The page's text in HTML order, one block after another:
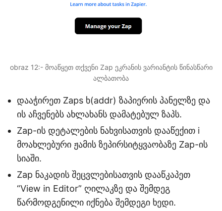
obraz 12:- მოაწყეთ თქვენი Zap ეკრანის ვარიანტის წინასწარი
ალბათობა
დააჭირეთ Zaps ხ(addr) ზაპიერის პანელზე და
ის აჩვენებს ახლახანს დამატებულ ზაპს.
Zap-ის დეტალების ნახვისათვის დააწექით i
მოახლებური ჟამის ზეპირსიტყვაობაზე Zap-ის
სიაში.
Zap ნაკადის შეცვლებისათვის დააწკაპეთ
“View in Editor” ღილაკზე და შემდეგ
წარმოდგენილი იქნება შემდეგი ხედი.